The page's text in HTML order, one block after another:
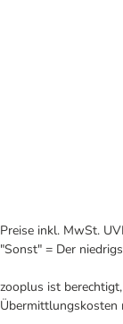
Preise inkl. MwSt.
"Sonst" = Der
zooplus ist
Übermittlungskosten